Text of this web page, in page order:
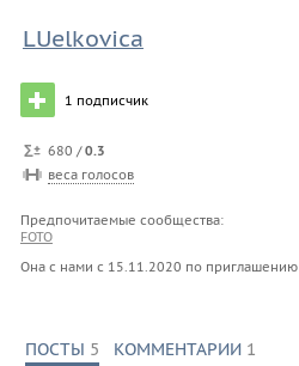
LUelkovica
1 подписчик
680 /0.3
веса голосов
Предпочитаемые сообщества:
FOTO
Она с нами с 15.11.2020 по приглашению
ПОСТЫ 5 КОММЕНТАРИИ 1